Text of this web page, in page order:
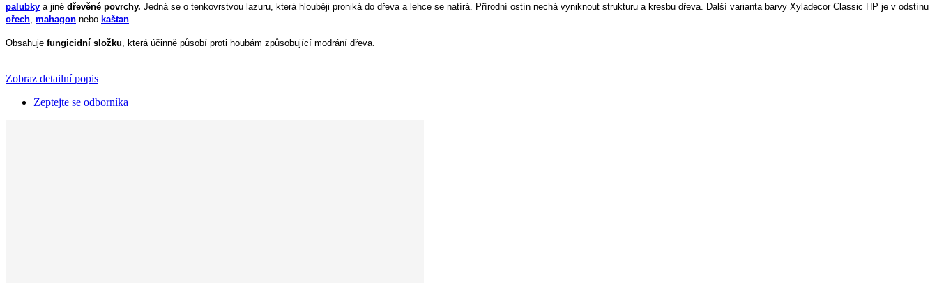
palubky a jiné dřevěné povrchy.
ořech mahagon nebo kaštan
Obsahuje fungicidní složku , která účinně působí proti houbám způsobující modrání dřeva.
Zobraz detailní popis
Zeptejte se odborníka